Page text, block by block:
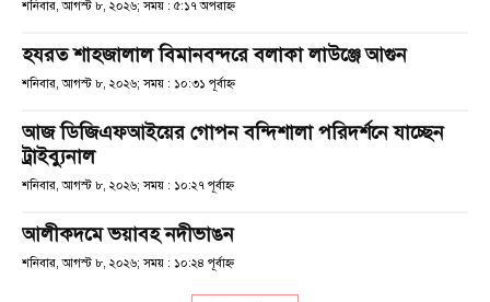
শনিবার, আগস্ট ৮, ২০২৬; সময় : ৫:১৭ অপরাহ্ণ
হযরত শাহজালাল বিমানবন্দরে বলাকা লাউঞ্জে আগুন
শনিবার, আগস্ট ৮, ২০২৬; সময় : ১০:৩১ পূর্বাহ্ণ
আজ ডিজিএফআইয়ের গোপন বন্দিশালা পরিদর্শনে যাচ্ছেন
ট্রাইব্যুনাল
শনিবার, আগস্ট ৮, ২০২৬; সময় : ১০:২৭ পূর্বাহ্ণ
আলীকদমে ভয়াবহ নদীভাঙন
শনিবার, আগস্ট ৮, ২০২৬; সময় : ১০:২৪ পূর্বাহ্ণ